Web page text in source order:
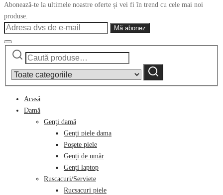
Abonează-te la ultimele noastre oferte și vei fi în trend cu cele mai noi
produse.
Caută
category:
Caută
Acasă
Damă
Genți damă
Genți piele dama
Poșete piele
Genți de umăr
Genți laptop
Ruscacuri/Serviete
Rucsacuri piele